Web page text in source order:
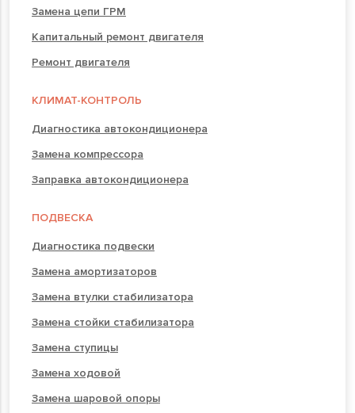
Замена цепи ГРМ
Капитальный ремонт двигателя
Ремонт двигателя
КЛИМАТ-КОНТРОЛЬ
Диагностика автокондиционера
Замена компрессора
Заправка автокондиционера
ПОДВЕСКА
Диагностика подвески
Замена амортизаторов
Замена втулки стабилизатора
Замена стойки стабилизатора
Замена ступицы
Замена ходовой
Замена шаровой опоры